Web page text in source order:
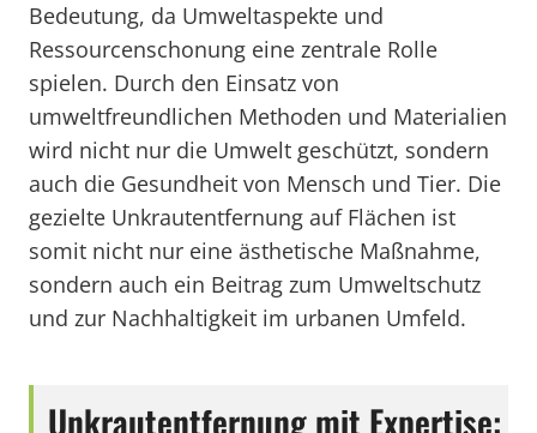
Bedeutung, da Umweltaspekte und
Ressourcenschonung eine zentrale Rolle
spielen. Durch den Einsatz von
umweltfreundlichen Methoden und Materialien
wird nicht nur die Umwelt geschützt, sondern
auch die Gesundheit von Mensch und Tier. Die
gezielte Unkrautentfernung auf Flächen ist
somit nicht nur eine ästhetische Maßnahme,
sondern auch ein Beitrag zum Umweltschutz
und zur Nachhaltigkeit im urbanen Umfeld.
Unkrautentfernung mit Expertise: